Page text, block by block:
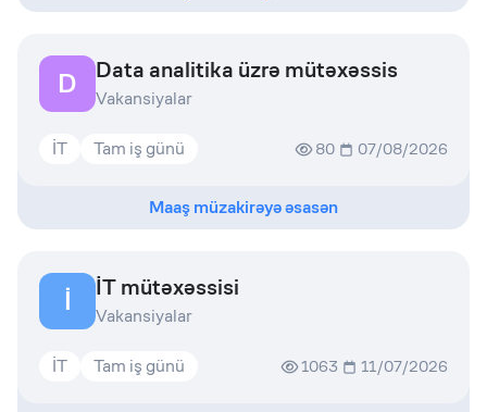
D Data analitika üzrə mütəxəssis
Vakansiyalar
İT Tam iş günü 80 07/08/2026
Maaş müzakirəyə əsasən
İ İT mütəxəssisi
Vakansiyalar
İT Tam iş günü 1063 11/07/2026